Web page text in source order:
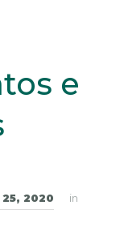
e
25, 2020
in